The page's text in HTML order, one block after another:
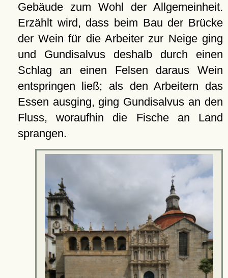
Gebäude zum Wohl der Allgemeinheit.
Erzählt wird, dass beim Bau der Brücke
der Wein für die Arbeiter zur Neige ging
und Gundisalvus deshalb durch einen
Schlag an einen Felsen daraus Wein
entspringen ließ; als den Arbeitern das
Essen ausging, ging Gundisalvus an den
Fluss, woraufhin die Fische an Land
sprangen.